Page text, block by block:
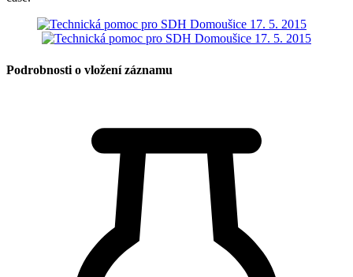
Podrobnosti o vložení záznamu